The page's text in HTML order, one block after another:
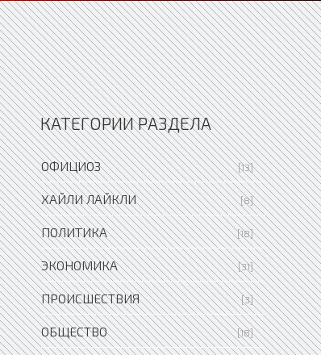
КАТЕГОРИИ РАЗДЕЛА
ОФИЦИОЗ [13]
ХАЙЛИ ЛАЙКЛИ [8]
ПОЛИТИКА [18]
ЭКОНОМИКА [31]
ПРОИСШЕСТВИЯ [3]
ОБЩЕСТВО [18]